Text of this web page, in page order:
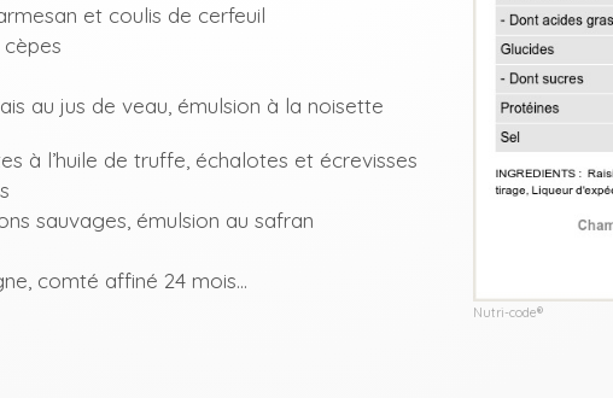
et coulis de cerfeuil
cèpes
au jus de veau, émulsion à la noisette
à l’huile de truffe, échalotes et écrevisses
sauvages, émulsion au safran
comté affiné 24 mois…
Nutri-code®